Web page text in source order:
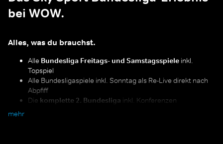
bei WOW.
Alles, was du brauchst.
Alle Bundesliga Freitags- und Samstagsspiele inkl.
Topspiel
Alle Bundesligaspiele inkl. Sonntag als Re-Live direkt nach
Abpfiff
Die komplette 2. Bundesliga inkl. Konferenzen
mehr